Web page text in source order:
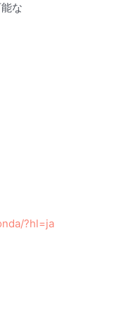
な
?hl=ja